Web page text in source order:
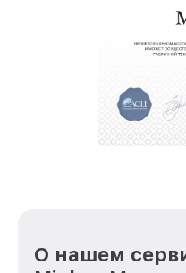
обеспечат
За годы своей
репутацию. Мы
стараемся каждый
О нашем